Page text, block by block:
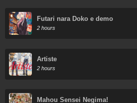
Futari nara Doko e demo
2 hours
Artiste
2 hours
Mahou Sensei Negima!